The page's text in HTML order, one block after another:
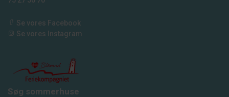
Se vores Facebook
Se vores Instagram
Søg sommerhuse